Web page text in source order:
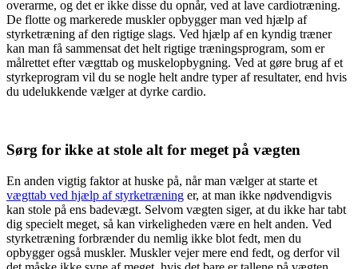
overarme, og det er ikke disse du opnår, ved at lave cardiotræning.
De flotte og markerede muskler opbygger man ved hjælp af
styrketræning af den rigtige slags. Ved hjælp af en kyndig træner
kan man få sammensat det helt rigtige træningsprogram, som er
målrettet efter vægttab og muskelopbygning. Ved at gøre brug af et
styrkeprogram vil du se nogle helt andre typer af resultater, end hvis
du udelukkende vælger at dyrke cardio.
Sørg for ikke at stole alt for meget på vægten
En anden vigtig faktor at huske på, når man vælger at starte et
vægttab ved hjælp af styrketræning er, at man ikke nødvendigvis
kan stole på ens badevægt. Selvom vægten siger, at du ikke har tabt
dig specielt meget, så kan virkeligheden være en helt anden. Ved
styrketræning forbrænder du nemlig ikke blot fedt, men du
opbygger også muskler. Muskler vejer mere end fedt, og derfor vil